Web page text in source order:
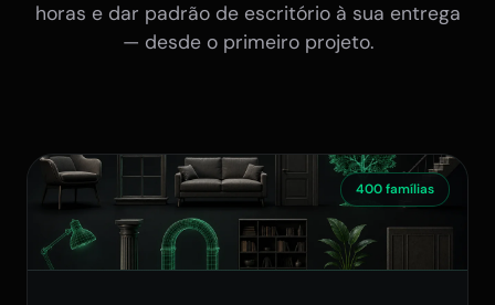
horas e dar padrão de escritório à sua entrega
— desde o primeiro projeto.
400 famílias